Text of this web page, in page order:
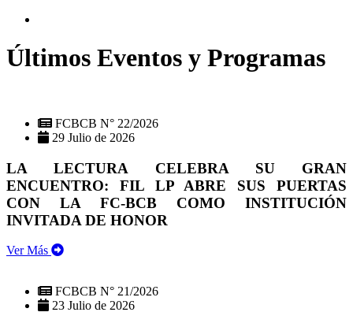
Últimos Eventos y Programas
FCBCB N° 22/2026
29 Julio de 2026
LA LECTURA CELEBRA SU GRAN
ENCUENTRO: FIL LP ABRE SUS PUERTAS
CON LA FC-BCB COMO INSTITUCIÓN
INVITADA DE HONOR
Ver Más
FCBCB N° 21/2026
23 Julio de 2026